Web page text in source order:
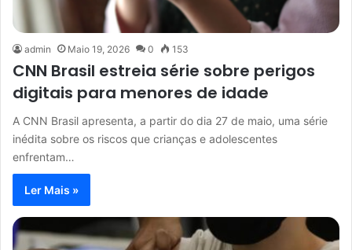
admin Maio 19, 2026 0 153
CNN Brasil estreia série sobre perigos
digitais para menores de idade
A CNN Brasil apresenta, a partir do dia 27 de maio, uma série
inédita sobre os riscos que crianças e adolescentes
enfrentam…
Ler Mais »